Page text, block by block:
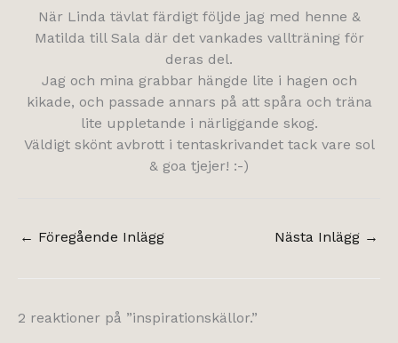
När Linda tävlat färdigt följde jag med henne &
Matilda till Sala där det vankades vallträning för
deras del.
Jag och mina grabbar hängde lite i hagen och
kikade, och passade annars på att spåra och träna
lite uppletande i närliggande skog.
Väldigt skönt avbrott i tentaskrivandet tack vare sol
& goa tjejer! :-)
← Föregående Inlägg Nästa Inlägg →
2 reaktioner på ”inspirationskällor.”